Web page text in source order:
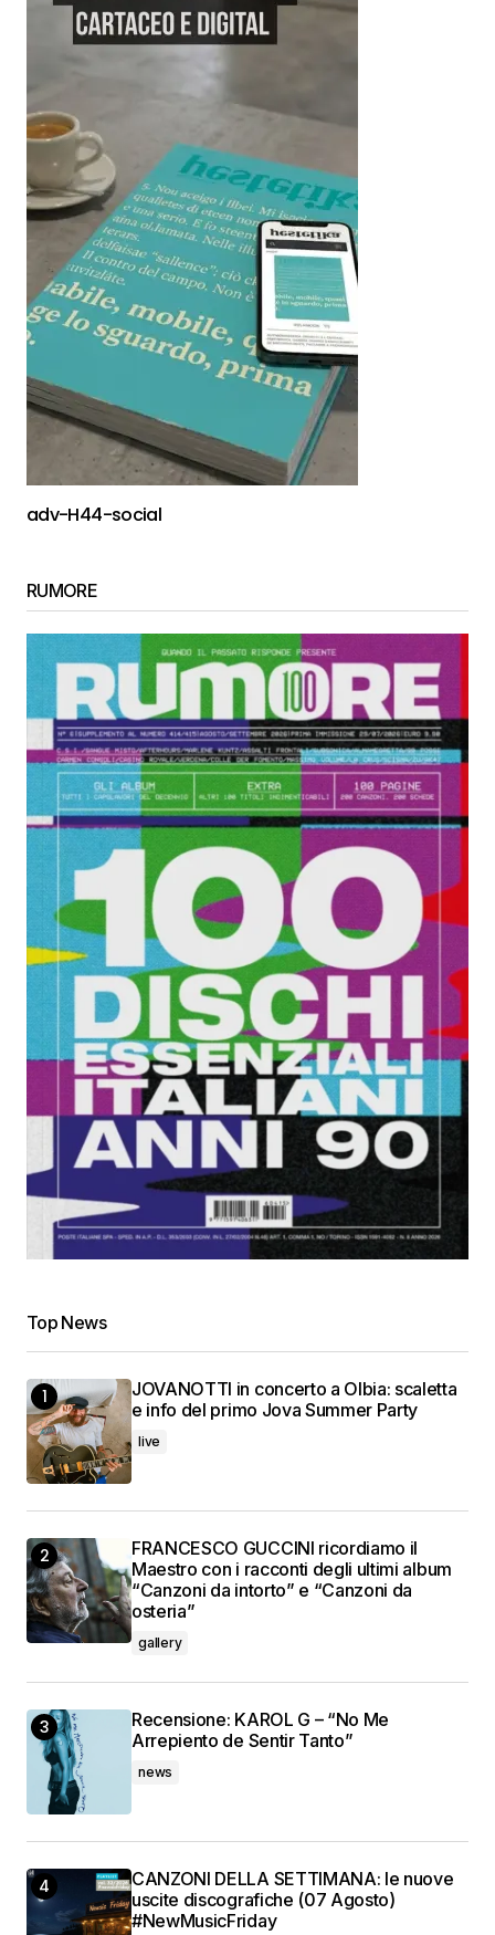
adv-H44-social
RUMORE
Top News
JOVANOTTI in concerto a Olbia: scaletta
e info del primo Jova Summer Party
live
FRANCESCO GUCCINI ricordiamo il
Maestro con i racconti degli ultimi album
“Canzoni da intorto” e “Canzoni da
osteria”
gallery
Recensione: KAROL G – “No Me
Arrepiento de Sentir Tanto”
news
CANZONI DELLA SETTIMANA: le nuove
uscite discografiche (07 Agosto)
#NewMusicFriday